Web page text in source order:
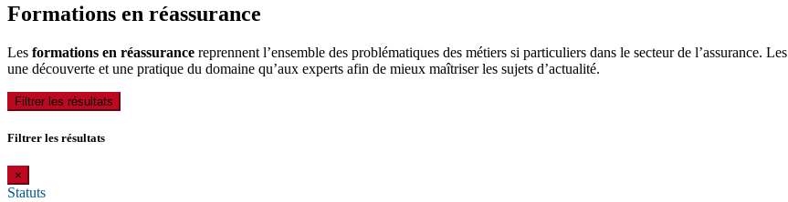
Formations en réassurance
Les formations en réassurance reprennent l’ensemble des problématiques des métiers si particuliers dans le secteur de l’assurance. Les
une découverte et une pratique du domaine qu’aux experts afin de mieux maîtriser les sujets d’actualité.
Filtrer les résultats
Filtrer les résultats
×
Statuts